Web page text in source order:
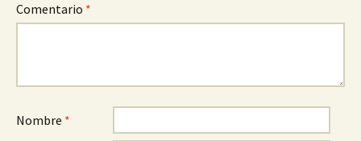
Comentario *
Nombre *